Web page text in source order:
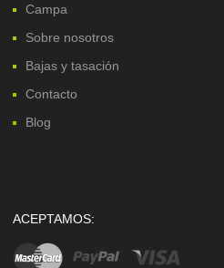
Campa
Sobre nosotros
Bajas y tasación
Contacto
Blog
ACEPTAMOS: